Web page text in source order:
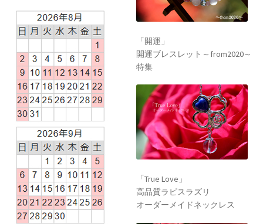
「開運」
開運ブレスレット～from2020～
特集
「True Love」
高品質ラピスラズリ
オーダーメイドネックレス